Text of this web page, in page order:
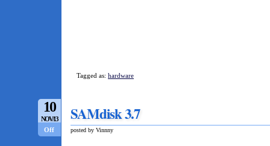
Tagged as: hardware
10
NOV/13
Off
SAMdisk 3.7
posted by Vinnny